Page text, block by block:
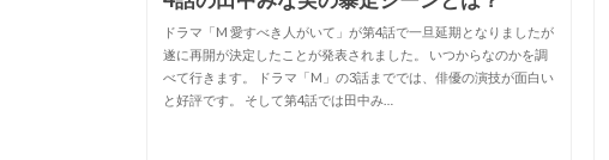
ドラマ「M 愛すべき人がいて」が第4話で一旦延期となりましたが
遂に再開が決定したことが発表されました。 いつからなのかを調
べて行きます。 ドラマ「M」の3話まででは、俳優の演技が面白い
と好評です。 そして第4話では田中み…